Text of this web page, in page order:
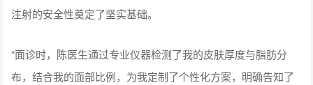
注射的安全性奠定了坚实基础。
“面诊时，陈医生通过专业仪器检测了我的皮肤厚度与脂肪分
布，结合我的面部比例，为我定制了个性化方案，明确告知了